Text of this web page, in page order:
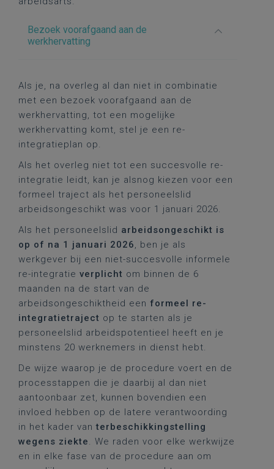
Bezoek voorafgaand aan de
werkhervatting
Als je, na overleg al dan niet in combinatie
met een bezoek voorafgaand aan de
werkhervatting, tot een mogelijke
werkhervatting komt, stel je een re-
integratieplan op.
Als het overleg niet tot een succesvolle re-
integratie leidt, kan je alsnog kiezen voor een
formeel traject als het personeelslid
arbeidsongeschikt was voor 1 januari 2026.
Als het personeelslid arbeidsongeschikt is
op of na 1 januari 2026, ben je als
werkgever bij een niet-succesvolle informele
re-integratie verplicht om binnen de 6
maanden na de start van de
arbeidsongeschiktheid een formeel re-
integratietraject op te starten als je
personeelslid arbeidspotentieel heeft en je
minstens 20 werknemers in dienst hebt.
De wijze waarop je de procedure voert en de
processtappen die je daarbij al dan niet
aantoonbaar zet, kunnen bovendien een
invloed hebben op de latere verantwoording
in het kader vanterbeschikkingstelling
wegens ziekte. We raden voor elke werkwijze
en in elke fase van de procedure aan om